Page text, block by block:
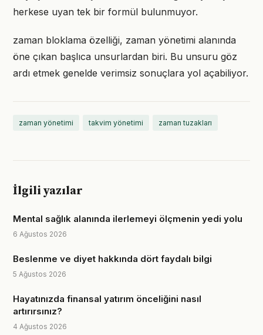
herkese uyan tek bir formül bulunmuyor.
zaman bloklama özelliği, zaman yönetimi alanında
öne çıkan başlıca unsurlardan biri. Bu unsuru göz
ardı etmek genelde verimsiz sonuçlara yol açabiliyor.
zaman yönetimi takvim yönetimi zaman tuzakları
İlgili yazılar
Mental sağlık alanında ilerlemeyi ölçmenin yedi yolu
6 Ağustos 2026
Beslenme ve diyet hakkında dört faydalı bilgi
5 Ağustos 2026
Hayatınızda finansal yatırım önceliğini nasıl
artırırsınız?
4 Ağustos 2026